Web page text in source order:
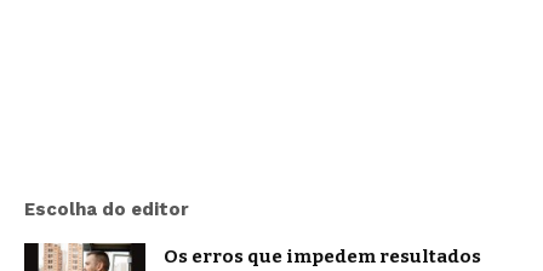
Escolha do editor
Os erros que impedem resultados